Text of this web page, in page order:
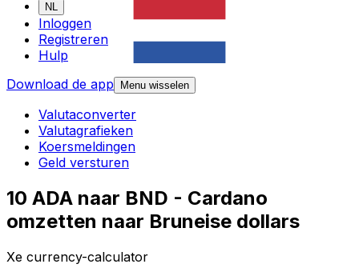
NL
Inloggen
Registreren
Hulp
Download de app
Menu wisselen
Valutaconverter
Valutagrafieken
Koersmeldingen
Geld versturen
10 ADA naar BND - Cardano
omzetten naar Bruneise dollars
Xe currency-calculator